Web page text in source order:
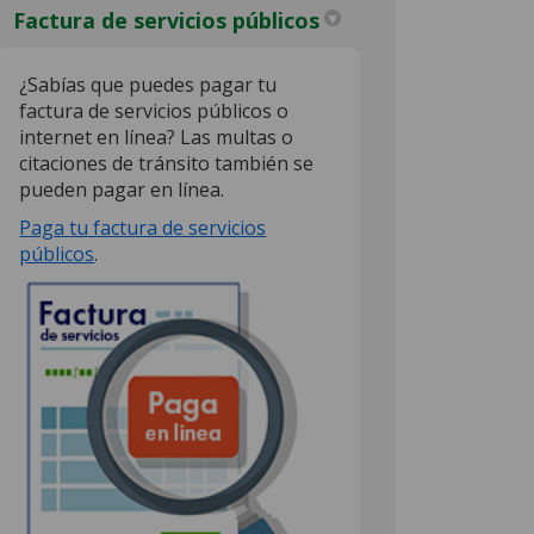
Factura de servicios públicos
¿Sabías que puedes pagar tu
factura de servicios públicos o
internet en línea? Las multas o
citaciones de tránsito también se
pueden pagar en línea.
Paga tu factura de servicios
públicos(External link)
.